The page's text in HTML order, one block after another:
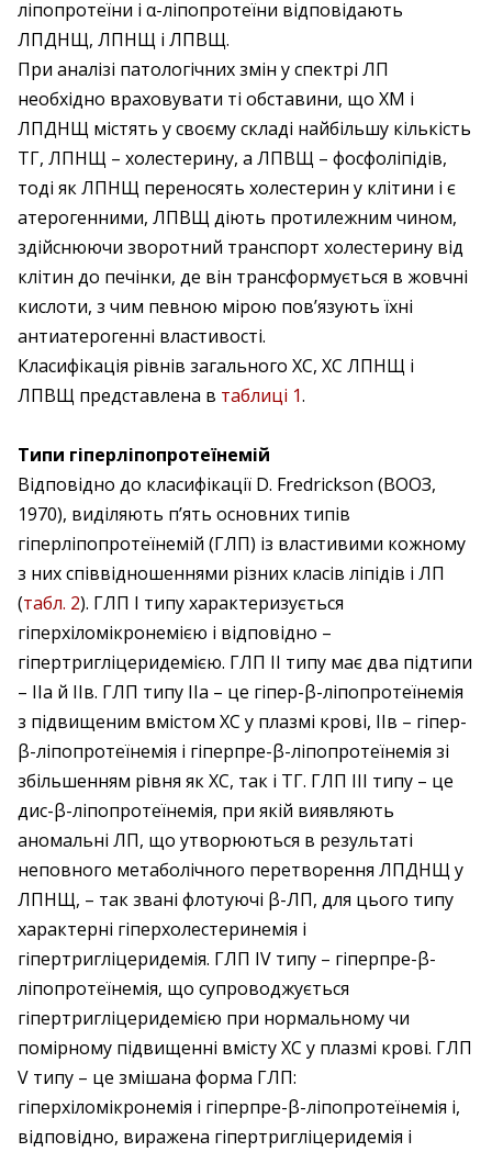
ліпопротеїни і α-ліпопротеїни відповідають
ЛПДНЩ, ЛПНЩ і ЛПВЩ.
При аналізі патологічних змін у спектрі ЛП
необхідно враховувати ті обставини, що ХМ і
ЛПДНЩ містять у своєму складі найбільшу кількість
ТГ, ЛПНЩ – холестерину, а ЛПВЩ – фосфоліпідів,
тоді як ЛПНЩ переносять холестерин у клітини і є
атерогенними, ЛПВЩ діють протилежним чином,
здійснюючи зворотний транспорт холестерину від
клітин до печінки, де він трансформується в жовчні
кислоти, з чим певною мірою пов’язують їхні
антиатерогенні властивості.
Класифікація рівнів загального ХС, ХС ЛПНЩ і
ЛПВЩ представлена в таблиці 1.
Типи гіперліпопротеїнемій
Відповідно до класифікації D. Fredrickson (ВООЗ,
1970), виділяють п’ять основних типів
гіперліпопротеїнемій (ГЛП) із властивими кожному
з них співвідношеннями різних класів ліпідів і ЛП
(табл. 2). ГЛП I типу характеризується
гіперхіломікронемією і відповідно –
гіпертригліцеридемією. ГЛП II типу має два підтипи
– ІІа й ІІв. ГЛП типу ІІа – це гіпер-β-ліпопротеїнемія
з підвищеним вмістом ХС у плазмі крові, ІІв – гіпер-
β-ліпопротеїнемія і гіперпре-β-ліпопротеїнемія зі
збільшенням рівня як ХС, так і ТГ. ГЛП III типу – це
дис-β-ліпопротеїнемія, при якій виявляють
аномальні ЛП, що утворюються в результаті
неповного метаболічного перетворення ЛПДНЩ у
ЛПНЩ, – так звані флотуючі β-ЛП, для цього типу
характерні гіперхолестеринемія і
гіпертригліцеридемія. ГЛП IV типу – гіперпре-β-
ліпопротеїнемія, що супроводжується
гіпертригліцеридемією при нормальному чи
помірному підвищенні вмісту ХС у плазмі крові. ГЛП
V типу – це змішана форма ГЛП:
гіперхіломікронемія і гіперпре-β-ліпопротеїнемія і,
відповідно, виражена гіпертригліцеридемія і